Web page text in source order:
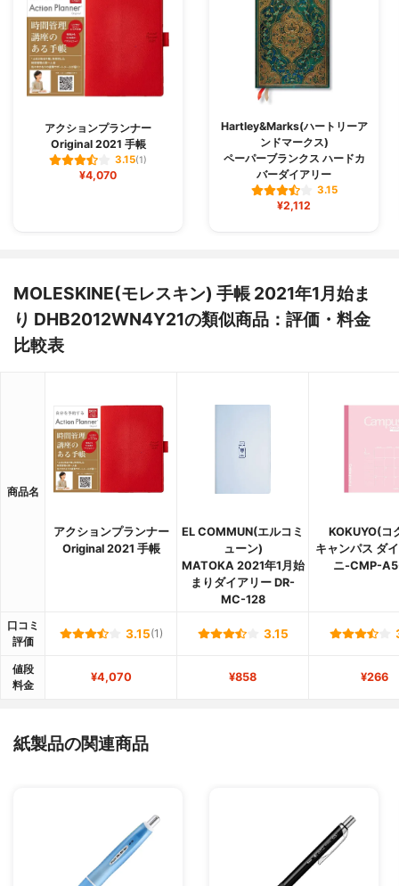
アクションプランナー
Original 2021 手帳
3.15(1)
¥4,070
Hartley&Marks(ハートリーア
ンドマークス)
ペーパーブランクス ハードカ
バーダイアリー
3.15
¥2,112
MOLESKINE(モレスキン) 手帳 2021年1月始ま
り DHB2012WN4Y21の類似商品：評価・料金
比較表
商品名
アクションプランナー
Original 2021 手帳
EL COMMUN(エルコミ
ューン)
MATOKA 2021年1月始
まりダイアリー DR-
MC-128
KOKUYO(コ
キャンパス ダ
ニ-CMP-
口コミ
評価
3.15(1) 3.15
値段
料金
¥4,070 ¥858 ¥266
紙製品の関連商品